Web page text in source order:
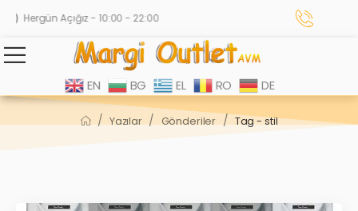
Hergün Açığız - 10:00 - 22:00
EN BG EL RO DE
/ Yazılar / Gönderiler / Tag - stil